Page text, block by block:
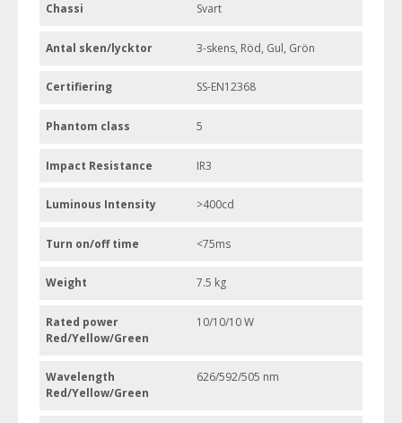
Chassi Svart
Antal sken/lycktor 3-skens, Röd, Gul, Grön
Certifiering SS-EN12368
Phantom class 5
Impact Resistance IR3
Luminous Intensity >400cd
Turn on/off time <75ms
Weight 7.5 kg
Rated power
Red/Yellow/Green
10/10/10 W
Wavelength
Red/Yellow/Green
626/592/505 nm